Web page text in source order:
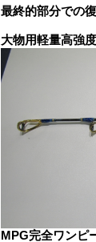
最終的部分での
大物用軽量高強
MPG完全ワンピ